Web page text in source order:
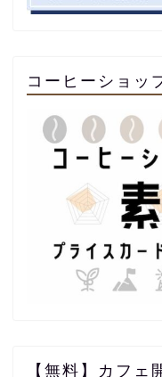
コーヒーショッ
【無料】カフェ